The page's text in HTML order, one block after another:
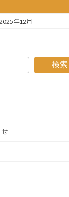
2025年12月
検索